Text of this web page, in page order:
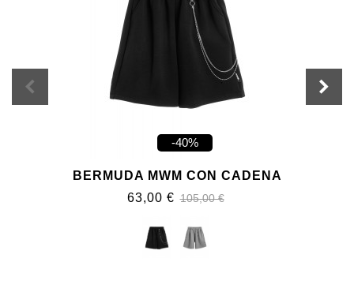
-40%
BERMUDA MWM CON CADENA
63,00 € 105,00 €